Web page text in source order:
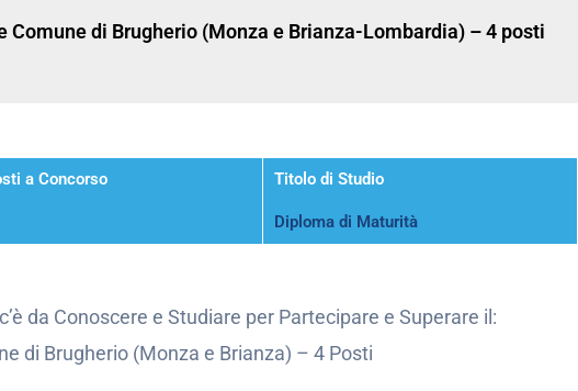
Comune di Brugherio (Monza e Brianza-Lombardia) – 4 posti
a Concorso Titolo di Studio
Diploma di Maturità
da Conoscere e Studiare per Partecipare e Superare il:
di Brugherio (Monza e Brianza) – 4 Posti